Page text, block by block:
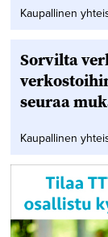
Kaupallinen
Sorvilta
seuraa
Kaupallinen